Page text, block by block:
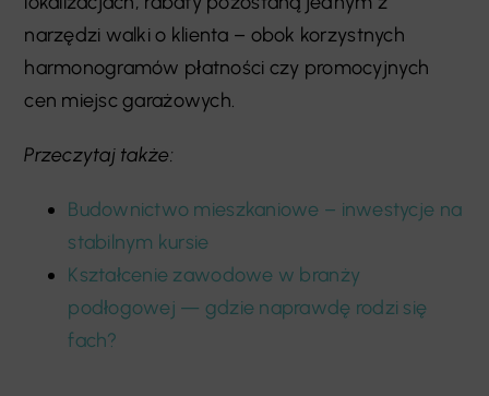
narzędzi walki o klienta – obok korzystnych
harmonogramów płatności czy promocyjnych
cen miejsc garażowych.
Przeczytaj także:
Budownictwo mieszkaniowe – inwestycje na
stabilnym kursie
Kształcenie zawodowe w branży
podłogowej — gdzie naprawdę rodzi się
fach?